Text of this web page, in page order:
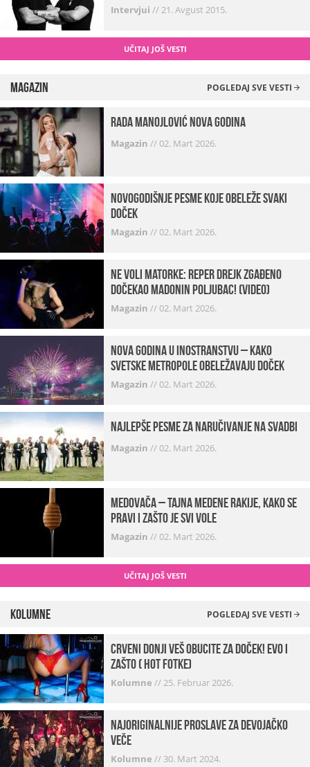
Intervjui //21. Avgust 2015.
UČITAJ JOŠ VESTI
Magazin POGLEDAJ SVE VESTI
Rada Manojlović Nova godina
Magazin //02. Mart 2026.
Novogodišnje pesme koje obeleže svaki
Doček
Magazin //02. Mart 2026.
Ne voli matorke: Reper Drejk zgađeno
dočekao Madonin poljubac! (VIDEO)
Magazin //02. Mart 2026.
Nova godina u inostranstvu – kako
svetske metropole obeležavaju doček
Magazin //02. Mart 2026.
Najlepše pesme za naručivanje na svadbi
Magazin //02. Mart 2026.
Medovača – tajna medene rakije, kako se
pravi i zašto je svi vole
Magazin //02. Mart 2026.
UČITAJ JOŠ VESTI
Kolumne POGLEDAJ SVE VESTI
Crveni donji veš obucite za doček! Evo i
zašto ( hot fotke)
Kolumne //25. Februar 2026.
Najoriginalnije proslave za devojačko
veče
Kolumne // 30. Mart 2024.